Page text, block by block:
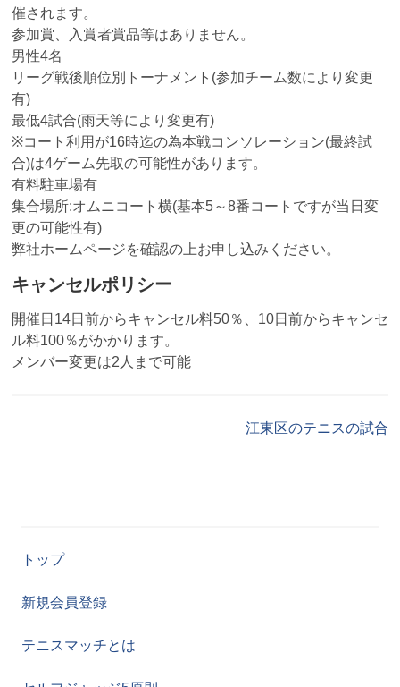
催されます。
参加賞、入賞者賞品等はありません。
男性4名
リーグ戦後順位別トーナメント(参加チーム数により変更
有)
最低4試合(雨天等により変更有)
※コート利用が16時迄の為本戦コンソレーション(最終試
合)は4ゲーム先取の可能性があります。
有料駐車場有
集合場所:オムニコート横(基本5～8番コートですが当日変
更の可能性有)
弊社ホームページを確認の上お申し込みください。
キャンセルポリシー
開催日14日前からキャンセル料50％、10日前からキャンセ
ル料100％がかかります。
メンバー変更は2人まで可能
江東区のテニスの試合
トップ
新規会員登録
テニスマッチとは